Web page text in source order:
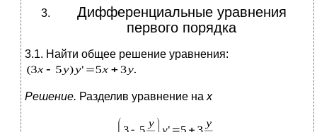
Дифференциальные уравнения
первого порядка
3.1. Найти общее решение уравнения:
Решение. Разделив уравнение на х